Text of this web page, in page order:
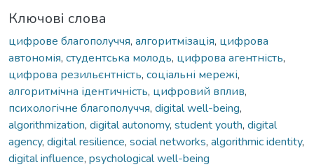
Ключові слова
цифрове благополуччя, алгоритмізація, цифрова
автономія, студентська молодь, цифрова агентність,
цифрова резильєнтність, соціальні мережі,
алгоритмічна ідентичність, цифровий вплив,
психологічне благополуччя, digital well-being,
algorithmization, digital autonomy, student youth, digital
agency, digital resilience, social networks, algorithmic identity,
digital influence, psychological well-being